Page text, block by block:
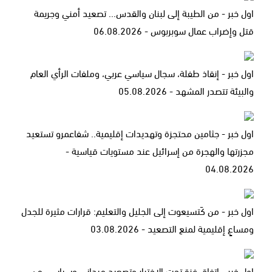
اول خبر - من الطيبة إلى لبنان والقدس... تصعيد أمني وجريمة
قتل وإضراب عمال سوبربوس - 06.08.2026
اول خبر - إنقاذ طفلة، سجال سياسي عربي، وملفات الرأي العام
والبيئة تتصدر المشهد - 05.08.2026
اول خبر - جثامين محتجزة وتهديدات إقليمية.. شفاعمرو تستعيد
مجزرتها والهجرة من إسرائيل عند مستويات قياسية -
04.08.2026
اول خبر - من كَتسيعوت إلى الجليل والتعليم: قرارات مثيرة للجدل
ومساعٍ إقليمية لمنع التصعيد - 03.08.2026